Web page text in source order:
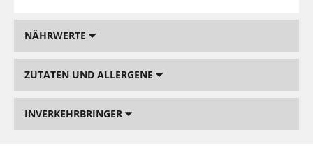
NÄHRWERTE
ZUTATEN UND ALLERGENE
INVERKEHRBRINGER